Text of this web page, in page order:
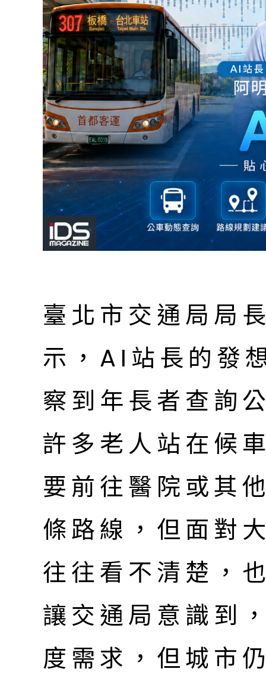
臺北市交通局局
示，AI站長的發
察到年長者查詢
許多老人站在候
要前往醫院或其
條路線，但面對
往往看不清楚，
讓交通局意識到
度需求，但城市